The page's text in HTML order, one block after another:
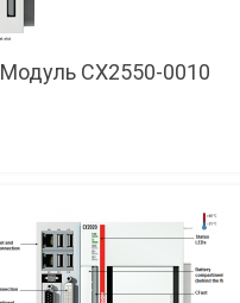
Модуль CX2550-0010